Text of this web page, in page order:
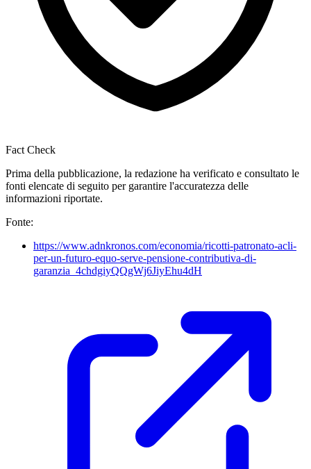
Fact Check
Prima della pubblicazione, la redazione ha verificato e consultato le
fonti elencate di seguito per garantire l'accuratezza delle
informazioni riportate.
Fonte:
https://www.adnkronos.com/economia/ricotti-patronato-acli-
per-un-futuro-equo-serve-pensione-contributiva-di-
garanzia_4chdgiyQQgWj6JiyEhu4dH